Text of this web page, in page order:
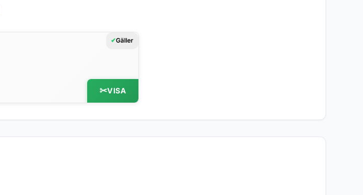
Gäller
VISA